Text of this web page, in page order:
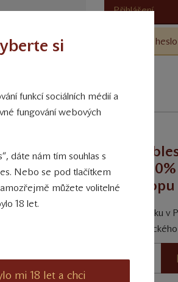
Přihlášení
Ztracené heslo
Degustujte s
trvalou slevu 10%
shopu
Získejte degustační příručku v
vztahuje na vína
si
funkcí sociálních médií a
fungování webových
dáte nám tím souhlas s
Nebo se pod tlačítkem
můžete volitelné
18 let.
mi 18 let a chci